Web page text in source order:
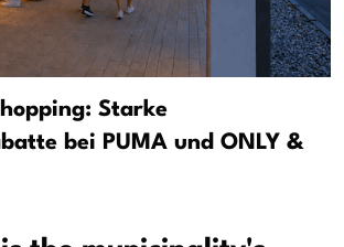
Starke
bei PUMA und ONLY &